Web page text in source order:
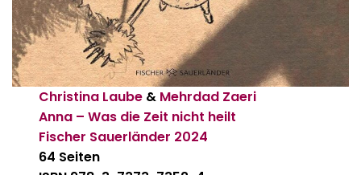
Christina Laube & Mehrdad Zaeri
Anna – Was die Zeit nicht heilt
Fischer Sauerländer 2024
64 Seiten